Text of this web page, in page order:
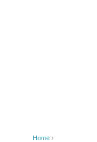
Home ›